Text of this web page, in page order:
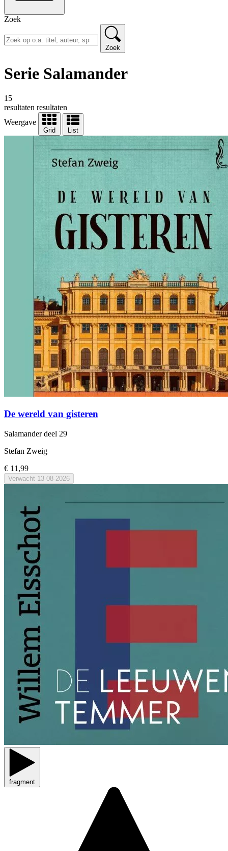
Zoek
Zoek
Serie Salamander
15
resultaten resultaten
Weergave
Grid List
De wereld van gisteren
Salamanderdeel 29
Stefan Zweig
€ 11,99
Verwacht 13-08-2026
fragment